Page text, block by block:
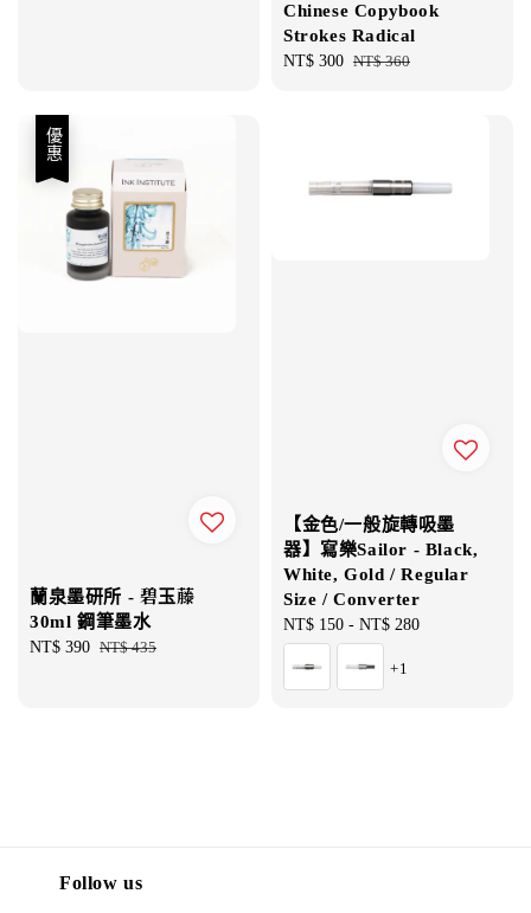
Chinese Copybook
Strokes Radical
Sale
NT$ 300 Regular
NT$ 360
優惠
蘭泉墨研所 - 碧玉藤
30ml 鋼筆墨水
Sale
NT$ 390 Regular
NT$ 435
【金色/一般旋轉吸墨
器】寫樂Sailor - Black,
White, Gold / Regular
Size / Converter
Regular
price
NT$ 150 - NT$ 280
+1
Follow us